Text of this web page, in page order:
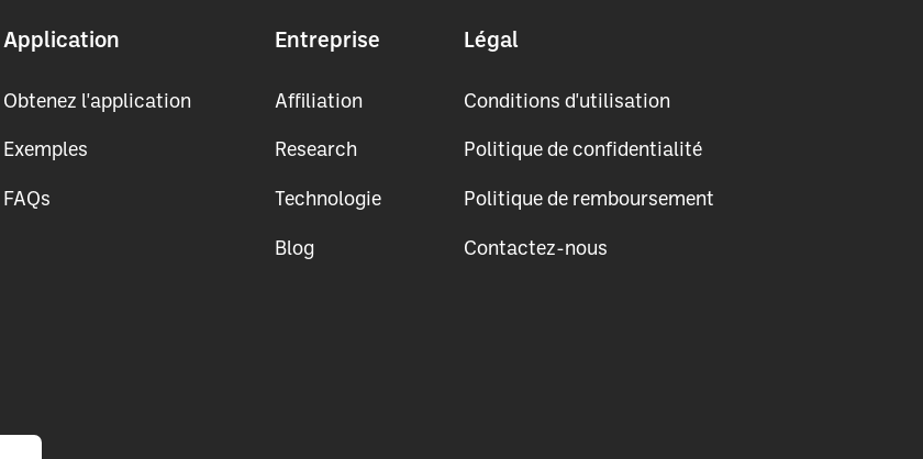
Application
Obtenez l'application
Exemples
FAQs
Entreprise
Affiliation
Research
Technologie
Blog
Légal
Conditions d'utilisation
Politique de confidentialité
Politique de remboursement
Contactez-nous